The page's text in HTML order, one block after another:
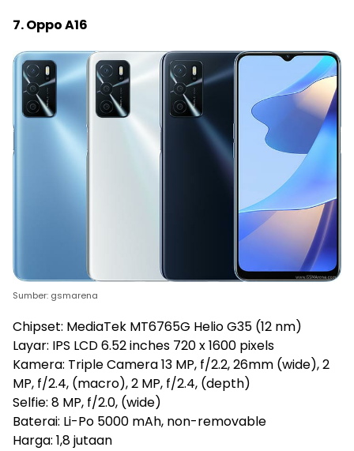
7. Oppo A16
Sumber: gsmarena
Chipset: MediaTek MT6765G Helio G35 (12 nm)
Layar: IPS LCD 6.52 inches 720 x 1600 pixels
Kamera: Triple Camera 13 MP, f/2.2, 26mm (wide), 2
MP, f/2.4, (macro), 2 MP, f/2.4, (depth)
Selfie: 8 MP, f/2.0, (wide)
Baterai: Li-Po 5000 mAh, non-removable
Harga: 1,8 jutaan